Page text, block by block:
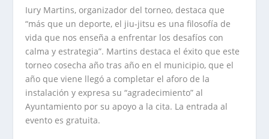
Iury Martins, organizador del torneo, destaca que
“más que un deporte, el jiu-jitsu es una filosofía de
vida que nos enseña a enfrentar los desafíos con
calma y estrategia”. Martins destaca el éxito que este
torneo cosecha año tras año en el municipio, que el
año que viene llegó a completar el aforo de la
instalación y expresa su “agradecimiento” al
Ayuntamiento por su apoyo a la cita. La entrada al
evento es gratuita.